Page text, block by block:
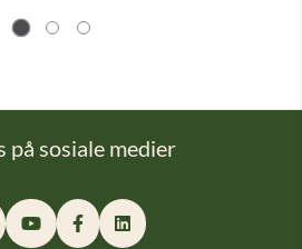
på sosiale medier